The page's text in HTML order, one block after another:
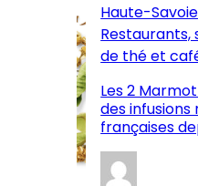
Haute-Savoie
Restaurants,
de thé et
Les 2
des
françaises